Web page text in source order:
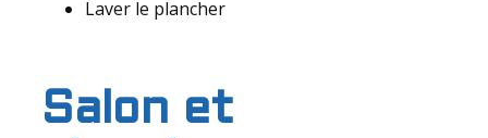
Laver le plancher
Salon et